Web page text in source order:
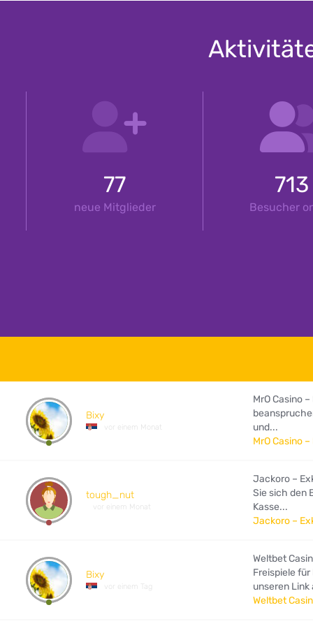
77
neue Mitglieder
713
Besucher
Bixy
vor einem Monat
MrO Casino
und...
MrO Casino
tough_nut
vor einem Monat
Jackoro –
Sie sich den
Kasse...
Jackoro –
Bixy
vor einem Tag
Weltbet
Freispiele
unseren Link
Weltbet